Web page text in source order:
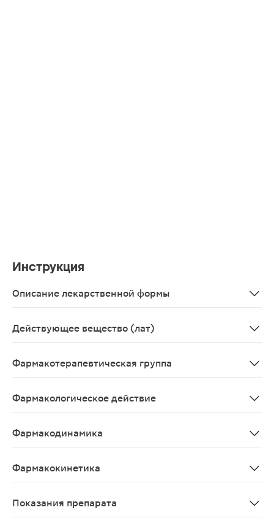
Инструкция
Описание лекарственной формы
Действующее вещество (лат)
Фармакотерапевтическая группа
Фармакологическое действие
Фармакодинамика
Фармакокинетика
Показания препарата